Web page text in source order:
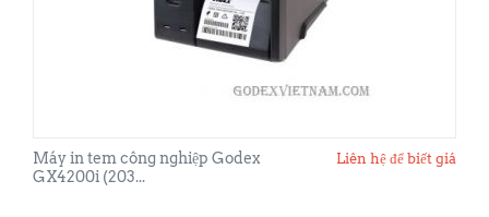
Máy in tem công nghiệp Godex
GX4200i (203...
Liên hệ để biết giá